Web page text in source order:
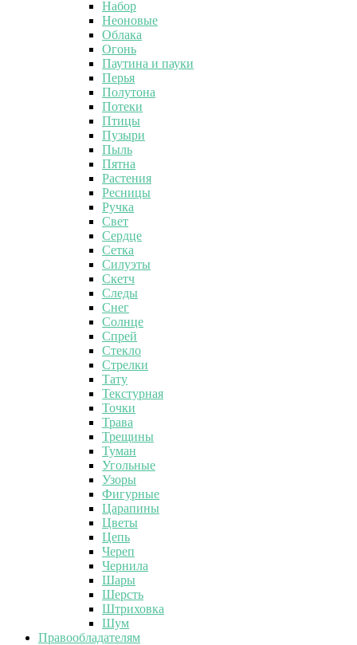
Набор
Неоновые
Облака
Огонь
Паутина и пауки
Перья
Полутона
Потеки
Птицы
Пузыри
Пыль
Пятна
Растения
Ресницы
Ручка
Свет
Сердце
Сетка
Силуэты
Скетч
Следы
Снег
Солнце
Спрей
Стекло
Стрелки
Тату
Текстурная
Точки
Трава
Трещины
Туман
Угольные
Узоры
Фигурные
Царапины
Цветы
Цепь
Череп
Чернила
Шары
Шерсть
Штриховка
Шум
Правообладателям